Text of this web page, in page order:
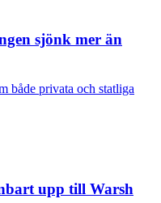
sjönk mer än
både privata och statliga
upp till Warsh